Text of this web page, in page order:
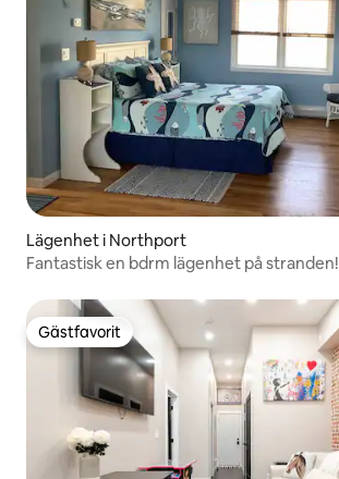
Lägenhet i Northport
Fantastisk en bdrm lägenhet på stranden!
Gästfavorit
Gästfavorit